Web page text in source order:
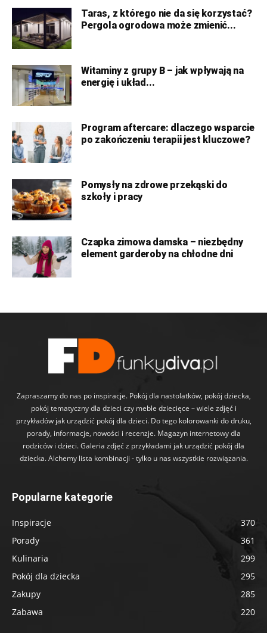
Taras, z którego nie da się korzystać?
Pergola ogrodowa może zmienić...
Witaminy z grupy B – jak wpływają na
energię i układ...
Program aftercare: dlaczego wsparcie
po zakończeniu terapii jest kluczowe?
Pomysły na zdrowe przekąski do
szkoły i pracy
Czapka zimowa damska – niezbędny
element garderoby na chłodne dni
Zapraszamy do nas po inspiracje. Pokój dla nastolatków, pokój dziecka,
pokój tematyczny dla dzieci czy meble dziecięce – wiele zdjęć i
przykładów jak urządzić pokój dla dzieci. Do tego kolorowanki do druku,
porady, informacje, nowości i recenzje. Magazyn internetowy dla
rodziców i dzieci. Galeria zdjęć z przykładami jak urządzić pokój dla
dziecka. Alchemy lista kombinacji - tylko u nas wszystkie rozwiązania.
Popularne kategorie
Inspiracje
370
Porady
361
Kulinaria
299
Pokój dla dziecka
295
Zakupy
285
Zabawa
220